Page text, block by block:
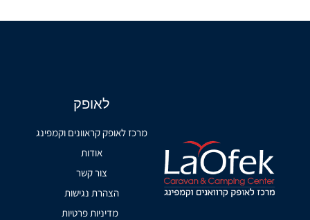
לאופק
מרכז לאופק קראוונים וקמפינג
אודות
צור קשר
הצהרת נגישות
מדיניות פרטיות